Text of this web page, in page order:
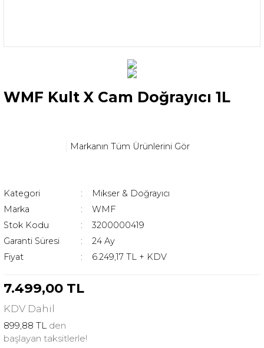
WMF Kult X Cam Doğrayıcı 1L
Markanın Tüm Ürünlerini Gör
Kategori
Mikser & Doğrayıcı
Marka
WMF
Stok Kodu
3200000419
Garanti Süresi
24 Ay
Fiyat
6.249,17 TL + KDV
7.499,00 TL
KDV Dahil
899,88 TL den
başlayan taksitlerle!